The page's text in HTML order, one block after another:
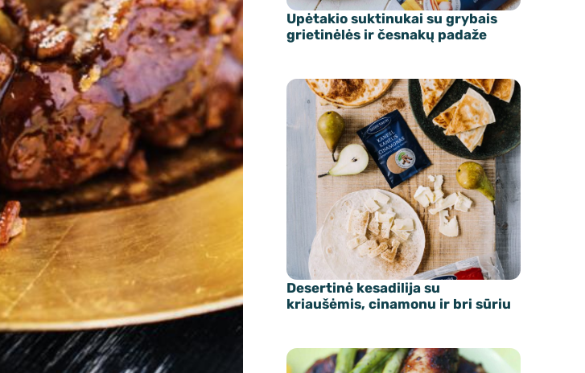
Upėtakio suktinukai su grybais
grietinėlės ir česnakų padaže
Desertinė kesadilija su
kriaušėmis, cinamonu ir bri sūriu